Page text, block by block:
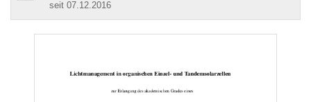
seit 07.12.2016